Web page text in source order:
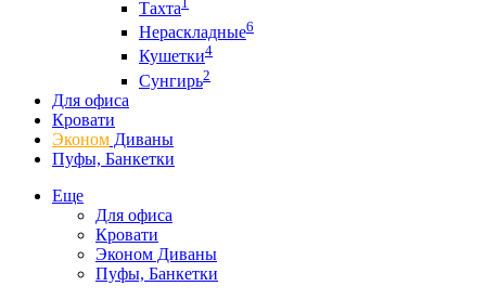
Тахта
Нераскладные6
Кушетки4
Сунгирь2
Для офиса
Кровати
Эконом Диваны
Пуфы, Банкетки
Еще
Для офиса
Кровати
Эконом Диваны
Пуфы, Банкетки